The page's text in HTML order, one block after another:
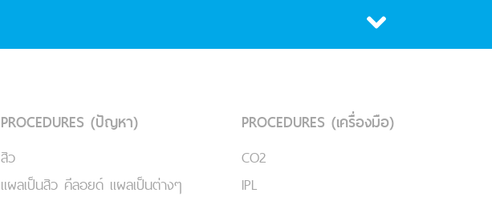
PROCEDURES (ปัญหา)
สิว
แผลเป็นสิว คีลอยด์ แผลเป็นต่างๆ
PROCEDURES (เครื่องมือ)
CO2
IPL